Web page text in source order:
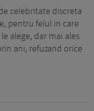
celebritate discreta
pentru felul in care
alege, dar mai ales
ani, refuzand orice